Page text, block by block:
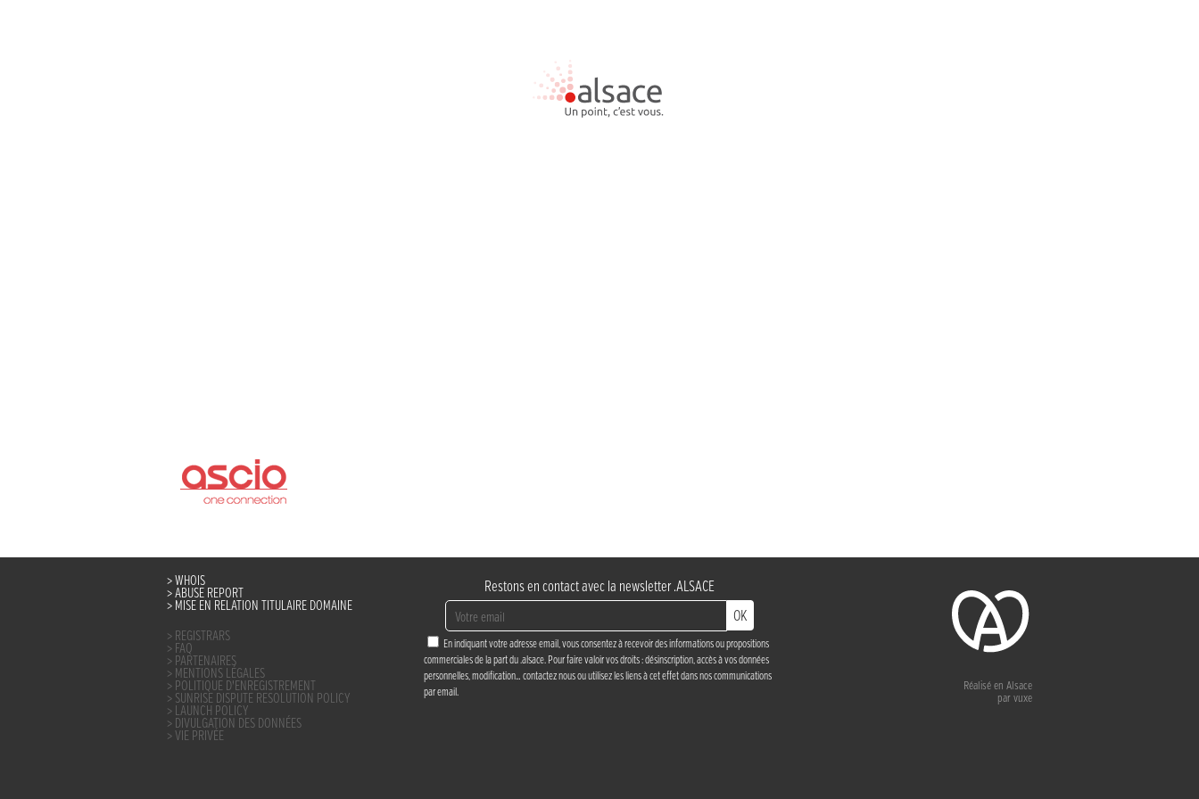
WHOIS
ABUSE REPORT
MISE EN RELATION TITULAIRE DOMAINE
REGISTRARS
FAQ
PARTENAIRES
MENTIONS LÉGALES
POLITIQUE D’ENREGISTREMENT
SUNRISE DISPUTE RESOLUTION POLICY
LAUNCH POLICY
DIVULGATION DES DONNÉES
VIE PRIVÉE
Restons en contact avec la newsletter .ALSACE
OK
En indiquant votre adresse email, vous consentez à recevoir des informations ou propositions
commerciales de la part du .alsace. Pour faire valoir vos droits : désinscription, accès à vos données
personnelles, modification… contactez nousou utilisez les liens à cet effet dans nos communications
par email.
Réalisé en Alsace
par vuxe